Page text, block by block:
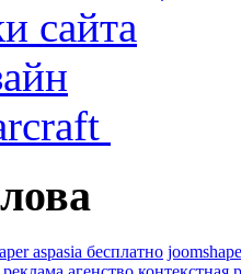
сайта
aspasia бесплатно